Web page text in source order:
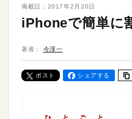
掲載日： 2017年2月20日
iPhoneで簡単に
著者： 今淳一
ポスト シェアする